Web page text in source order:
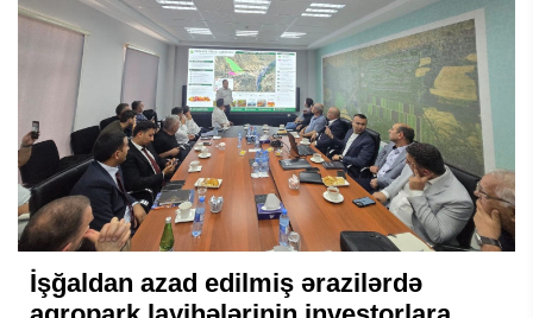
İşğaldan azad edilmiş ərazilərdə